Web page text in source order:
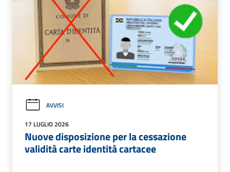
AVVISI
17 LUGLIO 2026
Nuove disposizione per la cessazione
validità carte identità cartacee